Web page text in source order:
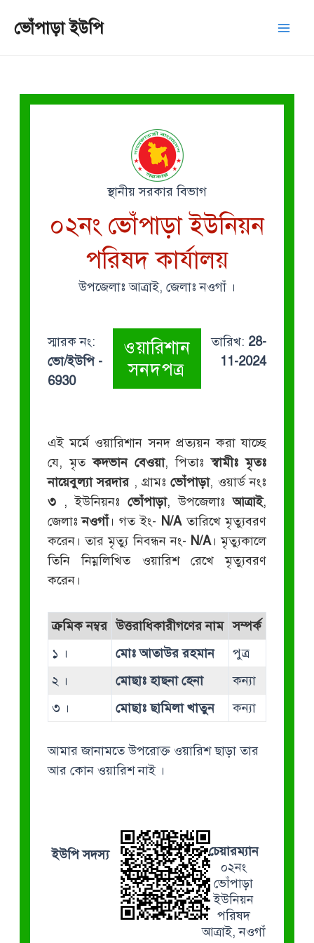
ভোঁপাড়া ইউপি
স্থানীয় সরকার বিভাগ
০২নং ভোঁপাড়া ইউনিয়ন
পরিষদ কার্যালয়
উপজেলাঃ আত্রাই, জেলাঃ নওগাঁ ।
স্মারক নং:
ভো/ইউপি -
6930
ওয়ারিশান
সনদপত্র
তারিখ: 28-
11-2024
এই মর্মে ওয়ারিশান সনদ প্রত্যয়ন করা যাচ্ছে
যে, মৃতকদভান বেওয়া, পিতাঃস্বামীঃ মৃতঃ
নায়েবুল্যা সরদার, গ্রামঃভোঁপাড়া, ওয়ার্ড নংঃ
৩ , ইউনিয়নঃভোঁপাড়া, উপজেলাঃআত্রাই,
জেলাঃনওগাঁ। গত ইং- N/Aতারিখে মৃত্যুবরণ
করেন। তার মৃত্যু নিবন্ধন নং- N/A। মৃত্যুকালে
তিনি নিম্নলিখিত ওয়ারিশ রেখে মৃত্যুবরণ
করেন।
ক্রমিক নম্বর উত্তরাধিকারীগণের নাম সম্পর্ক
১ ।
মোঃ আতাউর রহমান
পুত্র
২ ।
মোছাঃ হাছনা হেনা
কন্যা
৩ ।
মোছাঃ ছামিলা খাতুন কন্যা
আমার জানামতে উপরোক্ত ওয়ারিশ ছাড়া তার
আর কোন ওয়ারিশ নাই ।
ইউপি সদস্য
চেয়ারম্যান
০২নং
ভোঁপাড়া
ইউনিয়ন
পরিষদ
আত্রাই, নওগাঁ